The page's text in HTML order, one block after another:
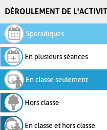
DÉROULEMENT DE
Sporadiques
En plusieurs séances
En classe seulement
Hors classe
En classe et hors classe